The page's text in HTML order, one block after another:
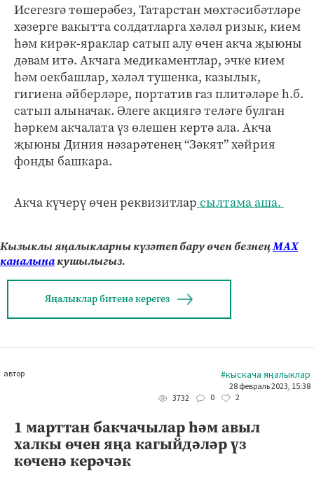
Исегезгә төшерәбез, Татарстан мөхтәсибәтләре
хәзерге вакытта солдатларга хәләл ризык, кием
һәм кирәк-яраклар сатып алу өчен акча җыюны
дәвам итә. Акчага медикаментлар, эчке кием
һәм оекбашлар, хәләл тушенка, казылык,
гигиена әйберләре, портатив газ плитәләре һ.б.
сатып алыначак. Әлеге акциягә теләге булган
һәркем акчалата үз өлешен кертә ала. Акча
җыюны Диния нәзарәтенең “Зәкят” хәйрия
фонды башкара.
Акча күчерү өчен реквизитлар сылтама аша.
Кызыклы яңалыкларны күзәтеп бару өчен безнеңМАХ
каналынакушылыгыз.
Яңалыклар битенә керегез
автор #кыскача яңалыклар
28 февраль 2023, 15:38
3732
0 2
1 марттан бакчачылар һәм авыл
халкы өчен яңа кагыйдәләр үз
көченә керәчәк